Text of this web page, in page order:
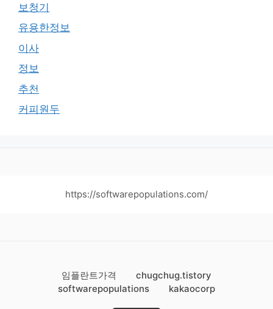
보청기
유용한정보
이사
정보
추천
커피원두
https://softwarepopulations.com/
임플란트가격
chugchug.tistory
softwarepopulations
kakaocorp